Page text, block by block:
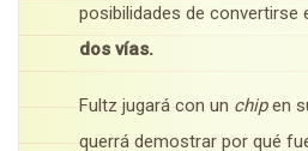
posibilidades de convertirse
dos vías.
Fultz jugará con un chipen
querrá demostrar por qué